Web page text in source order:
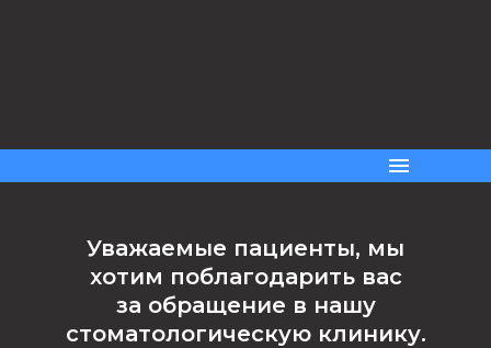
Уважаемые пациенты, мы
хотим поблагодарить вас
за обращение в нашу
стоматологическую клинику.